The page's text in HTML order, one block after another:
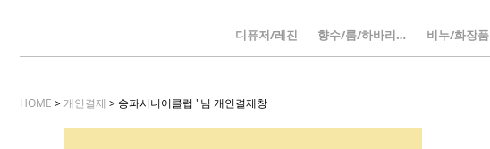
디퓨저/레진 향수/룸/하바리움 비누/화장품
HOME > 개인결제 > 송파시니어클럽 "님 개인결제창